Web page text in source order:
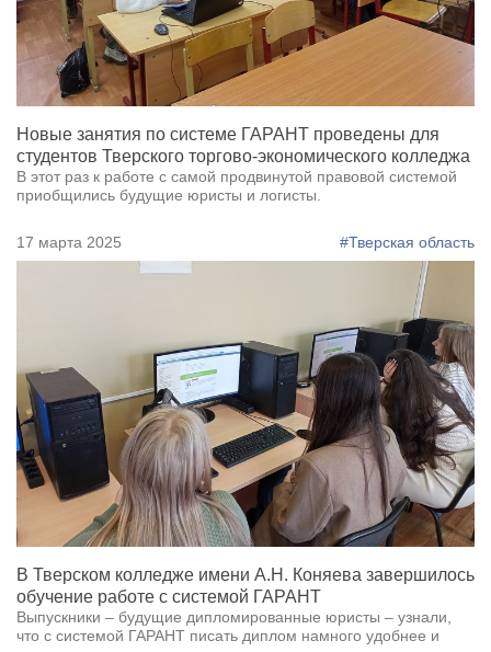
Новые занятия по системе ГАРАНТ проведены для
студентов Тверского торгово-экономического колледжа
В этот раз к работе с самой продвинутой правовой системой
приобщились будущие юристы и логисты.
17 марта 2025 #Тверская область
В Тверском колледже имени А.Н. Коняева завершилось
обучение работе с системой ГАРАНТ
Выпускники – будущие дипломированные юристы – узнали,
что с системой ГАРАНТ писать диплом намного удобнее и